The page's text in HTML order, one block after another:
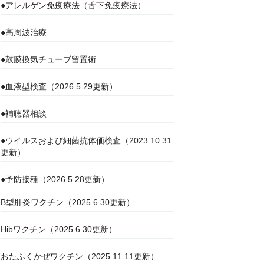
●アレルゲン免疫療法（舌下免疫療法）
●高周波治療
●鼓膜換気チューブ留置術
●血液型検査（2026.5.29更新）
●補聴器相談
●ウイルスおよび細菌抗体価検査（2023.10.31
更新）
●予防接種（2026.5.28更新）
B型肝炎ワクチン（2025.6.30更新）
Hibワクチン（2025.6.30更新）
おたふくかぜワクチン（2025.11.11更新）